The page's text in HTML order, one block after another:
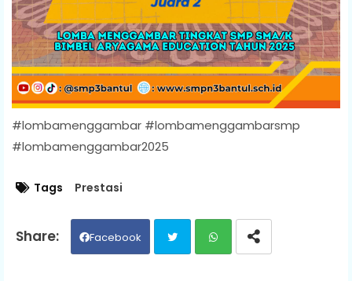
#lombamenggambar #lombamenggambarsmp
#lombamenggambar2025
Tags Prestasi
Facebook